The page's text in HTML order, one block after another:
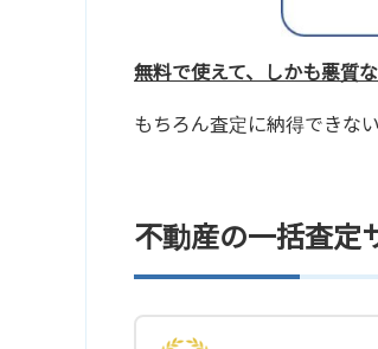
無料で使えて、しかも悪質
もちろん査定に納得できな
不動産の一括査定